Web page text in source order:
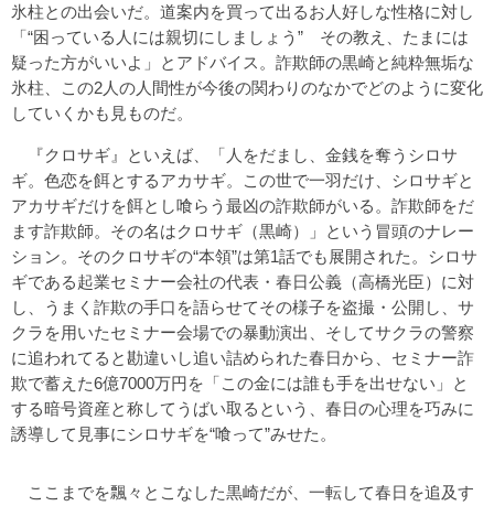
氷柱との出会いだ。道案内を買って出るお人好しな性格に対し
「“困っている人には親切にしましょう” その教え、たまには
疑った方がいいよ」とアドバイス。詐欺師の黒崎と純粋無垢な
氷柱、この2人の人間性が今後の関わりのなかでどのように変化
していくかも見ものだ。
『クロサギ』といえば、「人をだまし、金銭を奪うシロサ
ギ。色恋を餌とするアカサギ。この世で一羽だけ、シロサギと
アカサギだけを餌とし喰らう最凶の詐欺師がいる。詐欺師をだ
ます詐欺師。その名はクロサギ（黒崎）」という冒頭のナレー
ション。そのクロサギの“本領”は第1話でも展開された。シロサ
ギである起業セミナー会社の代表・春日公義（高橋光臣）に対
し、うまく詐欺の手口を語らせてその様子を盗撮・公開し、サ
クラを用いたセミナー会場での暴動演出、そしてサクラの警察
に追われてると勘違いし追い詰められた春日から、セミナー詐
欺で蓄えた6億7000万円を「この金には誰も手を出せない」と
する暗号資産と称してうばい取るという、春日の心理を巧みに
誘導して見事にシロサギを“喰って”みせた。
ここまでを飄々とこなした黒崎だが、一転して春日を追及す